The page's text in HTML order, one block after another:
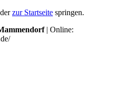
zur Startseite springen.
| Online: